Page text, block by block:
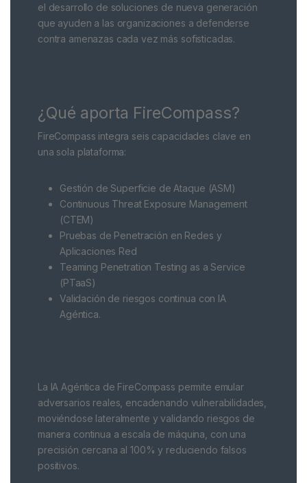
el desarrollo de soluciones de nueva generación
que ayuden a las organizaciones a defenderse
contra amenazas cada vez más sofisticadas.
¿Qué aporta FireCompass?
FireCompass integra seis capacidades clave en
una sola plataforma:
Gestión de Superficie de Ataque (ASM)
Continuous Threat Exposure Management
(CTEM)
Pruebas de Penetración en Redes y
Aplicaciones Red
Teaming Penetration Testing as a Service
(PTaaS)
Validación de riesgos continua con IA
Agéntica.
La IA Agéntica de FireCompass permite emular
adversarios reales, encadenando vulnerabilidades,
moviéndose lateralmente y validando riesgos de
manera continua a escala de máquina, con una
precisión cercana al 100% y reduciendo falsos
positivos.